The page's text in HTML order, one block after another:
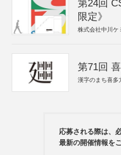
第24回
限定》
株式会社中川ケ
第71回
漢字のまち喜多
応募される際は、
最新の開催情報を